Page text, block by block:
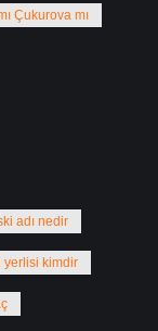
Çukurova mı
adı nedir
yerlisi kimdir